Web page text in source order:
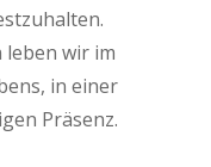
leben wir im
in einer
Präsenz.